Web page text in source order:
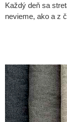
Každý deň sa
nevieme, ako a z